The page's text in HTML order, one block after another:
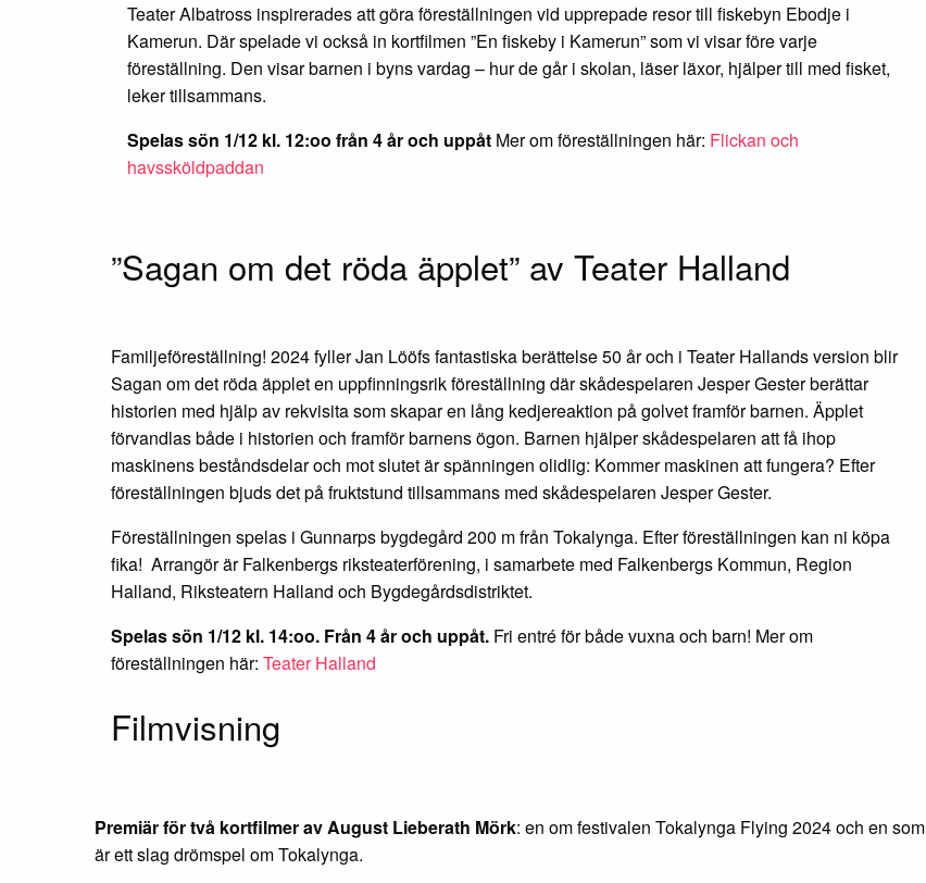
Teater Albatross inspirerades att göra föreställningen vid upprepade resor till fiskebyn Ebodje i
Kamerun. Där spelade vi också in kortfilmen ”En fiskeby i Kamerun” som vi visar före varje
föreställning. Den visar barnen i byns vardag – hur de går i skolan, läser läxor, hjälper till med fisket,
leker tillsammans.
Spelas sön 1/12 kl. 12:oo från 4 år och uppåt Mer om föreställningen här: Flickan och
havssköldpaddan
”Sagan om det röda äpplet” av Teater Halland
Familjeföreställning! 2024 fyller Jan Lööfs fantastiska berättelse 50 år och i Teater Hallands version blir
Sagan om det röda äpplet en uppfinningsrik föreställning där skådespelaren Jesper Gester berättar
historien med hjälp av rekvisita som skapar en lång kedjereaktion på golvet framför barnen. Äpplet
förvandlas både i historien och framför barnens ögon. Barnen hjälper skådespelaren att få ihop
maskinens beståndsdelar och mot slutet är spänningen olidlig: Kommer maskinen att fungera? Efter
föreställningen bjuds det på fruktstund tillsammans med skådespelaren Jesper Gester.
Föreställningen spelas i Gunnarps bygdegård 200 m från Tokalynga. Efter föreställningen kan ni köpa
fika! Arrangör är Falkenbergs riksteaterförening, i samarbete med Falkenbergs Kommun, Region
Halland, Riksteatern Halland och Bygdegårdsdistriktet.
Spelas sön 1/12 kl. 14:oo. Från 4 år och uppåt. Fri entré för både vuxna och barn! Mer om
föreställningen här: Teater Halland
Filmvisning
Premiär för två kortfilmer av August Lieberath Mörk: en om festivalen Tokalynga Flying 2024 och en som
är ett slag drömspel om Tokalynga.